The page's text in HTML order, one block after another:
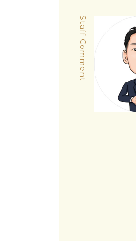
Staff Comment